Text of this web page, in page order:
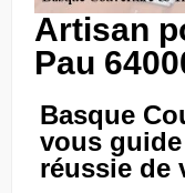
Artisan
Pau
Basque
vous
réussie de